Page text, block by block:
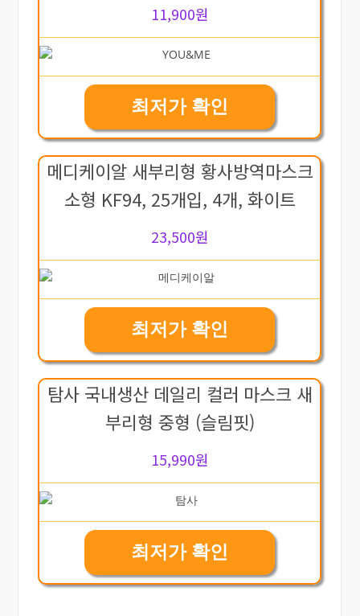
11,900원
최저가 확인
메디케이알 새부리형 황사방역마스크
소형 KF94, 25개입, 4개, 화이트
23,500원
최저가 확인
탐사 국내생산 데일리 컬러 마스크 새
부리형 중형 (슬림핏)
15,990원
최저가 확인